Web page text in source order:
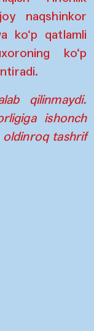
naqshinkor
ko‘p qatlamli
ko‘p
qilinmaydi.
ishonch
oldinroq tashrif